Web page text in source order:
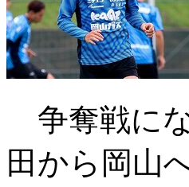
争奪戦に
田から岡山